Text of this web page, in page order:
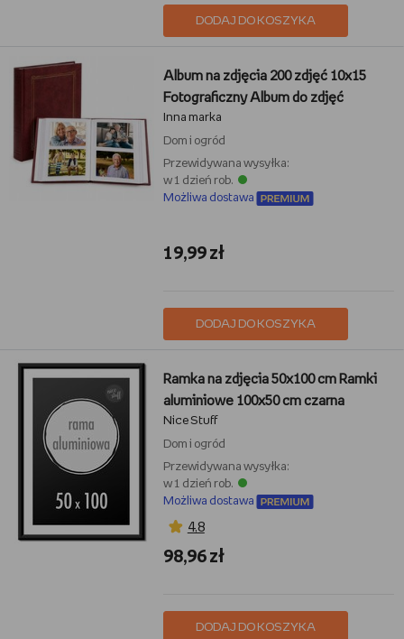
DODAJ DO KOSZYKA
Album na zdjęcia 200 zdjęć 10x15
Fotograficzny Album do zdjęć
Inna marka
Dom i ogród
Przewidywana wysyłka:
w 1 dzień rob.
Możliwa dostawa
19,99 zł
DODAJ DO KOSZYKA
Ramka na zdjęcia 50x100 cm Ramki
aluminiowe 100x50 cm czarna
Nice Stuff
Dom i ogród
Przewidywana wysyłka:
w 1 dzień rob.
Możliwa dostawa
4,8
98,96 zł
DODAJ DO KOSZYKA